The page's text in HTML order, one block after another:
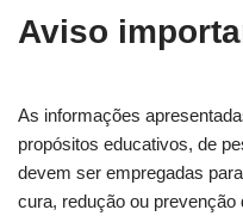
Aviso
As informações
propósitos educativos, de
devem ser empregadas
cura, redução ou prevenção